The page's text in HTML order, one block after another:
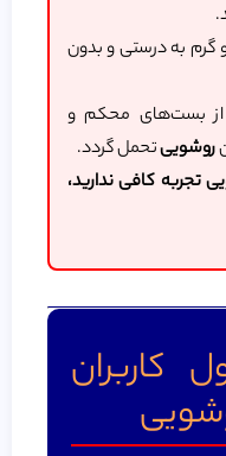
گرم به درستی و بدون
از بست‌های محکم و
روشوییتحمل گردد.
تجربه کافی ندارید،
کاربران